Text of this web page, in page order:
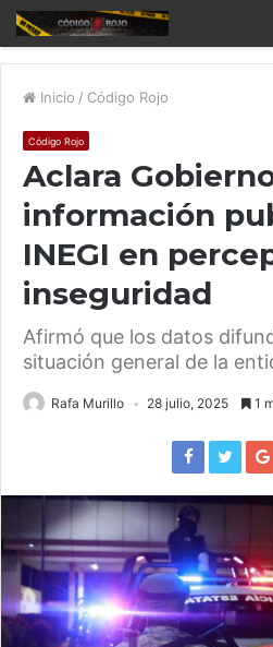
Inicio / Código Rojo
Código Rojo
Aclara
información
INEGI en
inseguridad
Afirmó que los datos
situación general de la
Rafa Murillo 28 julio, 2025 1